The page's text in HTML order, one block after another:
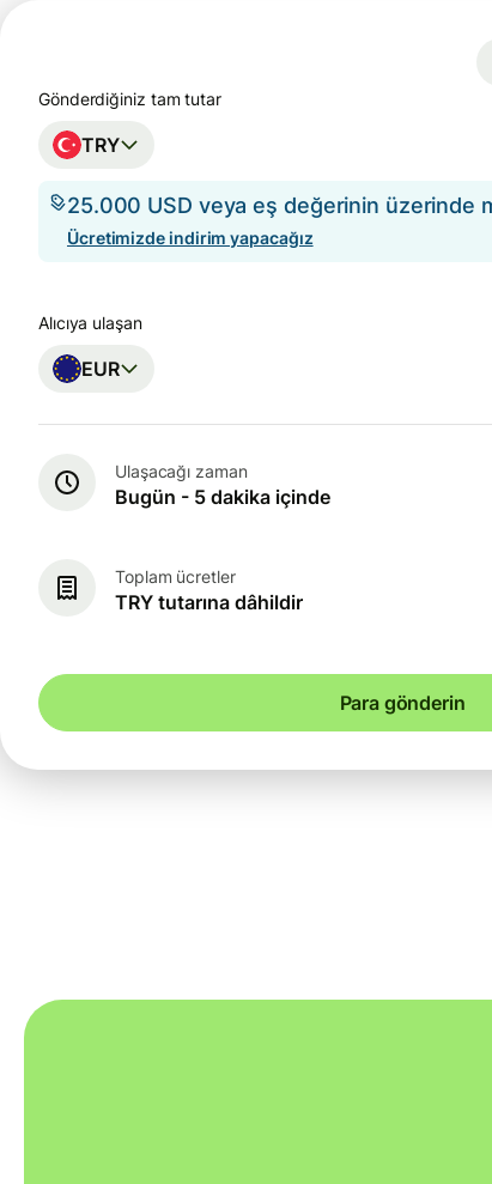
Gönderdiğiniz tam tutar
TRY
25.000 USD veya eş değerinin üzerinde
Ücretimizde indirim yapacağız
Alıcıya ulaşan
EUR
Ulaşacağı zaman
Bugün - 5 dakika içinde
Toplam ücretler
TRY tutarına dâhildir
Para gönderin